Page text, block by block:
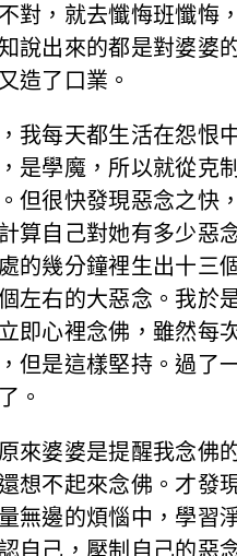
對，就去懺悔班懺悔
說出來的都是對婆婆
造了口業。
我每天都生活在怨恨
是學魔，所以就從克
但很快發現惡念之快
算自己對她有多少惡
的幾分鐘裡生出十三
左右的大惡念。我於
即心裡念佛，雖然每
但是這樣堅持。過了
。
來婆婆是提醒我念佛
想不起來念佛。才發
無邊的煩惱中，學習
自己，壓制自己的惡